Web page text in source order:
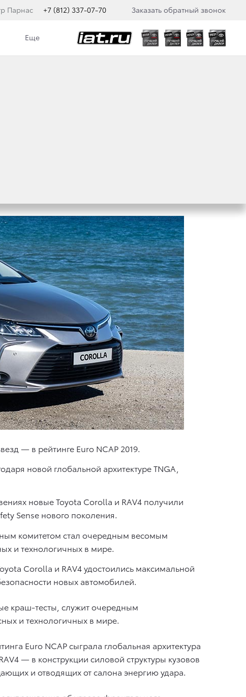
Парнас +7 (812) 337-07-70 Заказать обратный звонок
Еще
БАЛЛ
— в рейтинге Euro NCAP 2019.
новой глобальной архитектуре TNGA,
новые Toyota Corolla и RAV4 получили
Sense нового поколения.
комитетом стал очередным весомым
и технологичных в мире.
Corolla и RAV4 удостоились максимальной
новых автомобилей.
краш-тесты, служит очередным
и технологичных в мире.
Euro NCAP сыграла глобальная архитектура
— в конструкции силовой структуры кузовов
и отводящих от салона энергию удара.